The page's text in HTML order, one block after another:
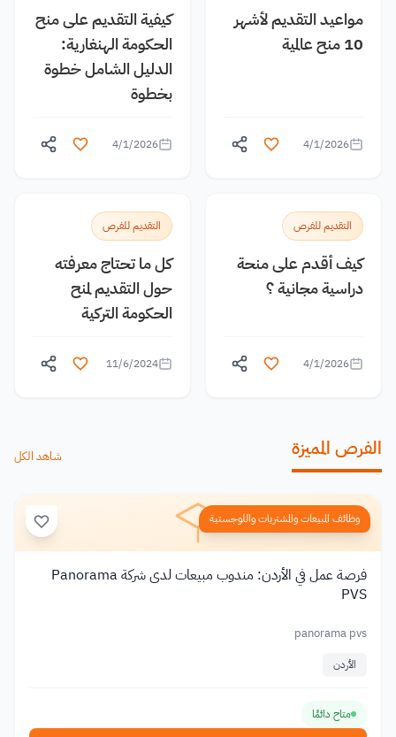
مواعيد التقديم لأشهر
10 منح عالمية
4/1/2026
كيفية التقديم على منح
الحكومة الهنغارية:
الدليل الشامل خطوة
بخطوة
4/1/2026
التقديم للفرص
كيف أقدم على منحة
دراسية مجانية ؟
4/1/2026
التقديم للفرص
كل ما تحتاج معرفته
حول التقديم لمنح
الحكومة التركية
11/6/2024
الفرص المميزة شاهد الكل
وظائف المبيعات والمشتريات واللوجستية
فرصة عمل في الأردن: مندوب مبيعات لدى شركة Panorama
PVS
panorama pvs
الأردن
متاح دائمًا